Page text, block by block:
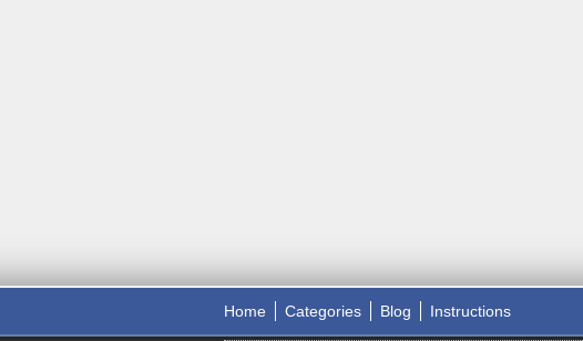
Home Categories Blog Instructions